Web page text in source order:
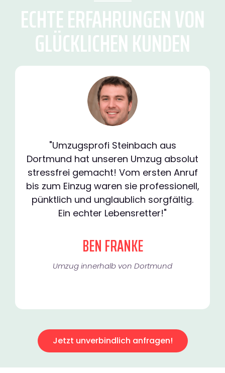
ECHTE ERFAHRUNGEN VON
GLÜCKLICHEN KUNDEN
"Umzugsprofi Steinbach aus
Dortmund hat unseren Umzug absolut
stressfrei gemacht! Vom ersten Anruf
bis zum Einzug waren sie professionell,
pünktlich und unglaublich sorgfältig.
Ein echter Lebensretter!"
BEN FRANKE
Umzug innerhalb von Dortmund​
Jetzt unverbindlich anfragen!